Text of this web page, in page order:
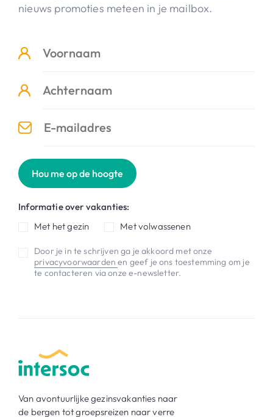
nieuws promoties meteen in je mailbox.
Hou me op de hoogte
Informatie over vakanties:
Met het gezin
Met volwassenen
Door je in te schrijven ga je akkoord met onze
privacyvoorwaardenen geef je ons toestemming om je
te contacteren via onze e-newsletter.
Van avontuurlijke gezinsvakanties naar
de bergen tot groepsreizen naar verre